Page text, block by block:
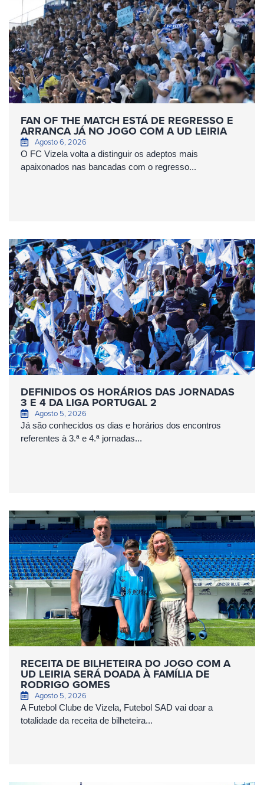
FAN OF THE MATCH ESTÁ DE REGRESSO E
ARRANCA JÁ NO JOGO COM A UD LEIRIA
Agosto 6, 2026
O FC Vizela volta a distinguir os adeptos mais
apaixonados nas bancadas com o regresso...
DEFINIDOS OS HORÁRIOS DAS JORNADAS
3 E 4 DA LIGA PORTUGAL 2
Agosto 5, 2026
Já são conhecidos os dias e horários dos encontros
referentes à 3.ª e 4.ª jornadas...
RECEITA DE BILHETEIRA DO JOGO COM A
UD LEIRIA SERÁ DOADA À FAMÍLIA DE
RODRIGO GOMES
Agosto 5, 2026
A Futebol Clube de Vizela, Futebol SAD vai doar a
totalidade da receita de bilheteira...